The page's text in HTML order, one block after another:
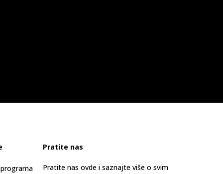
Pratite nas
Pratite nas ovde i saznajte više o svim